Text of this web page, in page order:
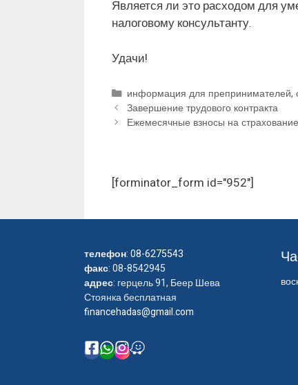
Является ли это расходом для
налоговому консультанту.
Удачи!
Рубрики
информация для препринимателей,
Завершение трудового контракта
Ежемесячные взносы на страхование
[forminator_form id="952"]
телефон:08-6275543
факс: 08-8542945
адрес: герцель 91, Беер Шева
Стоянка бесплатная
financehadas@gmail.com